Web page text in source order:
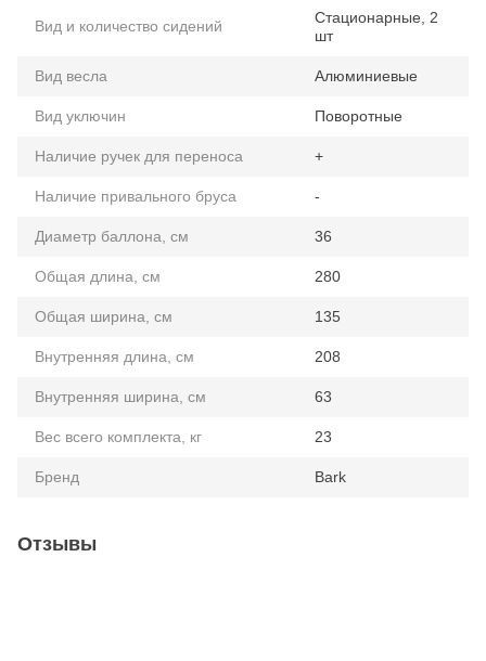
Вид и количество сидений
Стационарные, 2
шт
Вид весла Алюминиевые
Вид уключин Поворотные
Наличие ручек для переноса +
Наличие привального бруса -
Диаметр баллона, см 36
Общая длина, см 280
Общая ширина, см 135
Внутренняя длина, см 208
Внутренняя ширина, см 63
Вес всего комплекта, кг 23
Бренд Bark
Отзывы